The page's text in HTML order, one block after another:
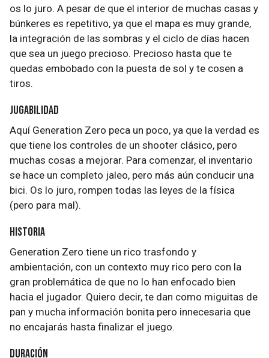
os lo juro. A pesar de que el interior de muchas casas y
búnkeres es repetitivo, ya que el mapa es muy grande,
la integración de las sombras y el ciclo de días hacen
que sea un juego precioso. Precioso hasta que te
quedas embobado con la puesta de sol y te cosen a
tiros.
Jugabilidad
Aquí Generation Zero peca un poco, ya que la verdad es
que tiene los controles de un shooter clásico, pero
muchas cosas a mejorar. Para comenzar, el inventario
se hace un completo jaleo, pero más aún conducir una
bici. Os lo juro, rompen todas las leyes de la física
(pero para mal).
Historia
Generation Zero tiene un rico trasfondo y
ambientación, con un contexto muy rico pero con la
gran problemática de que no lo han enfocado bien
hacia el jugador. Quiero decir, te dan como miguitas de
pan y mucha información bonita pero innecesaria que
no encajarás hasta finalizar el juego.
Duración